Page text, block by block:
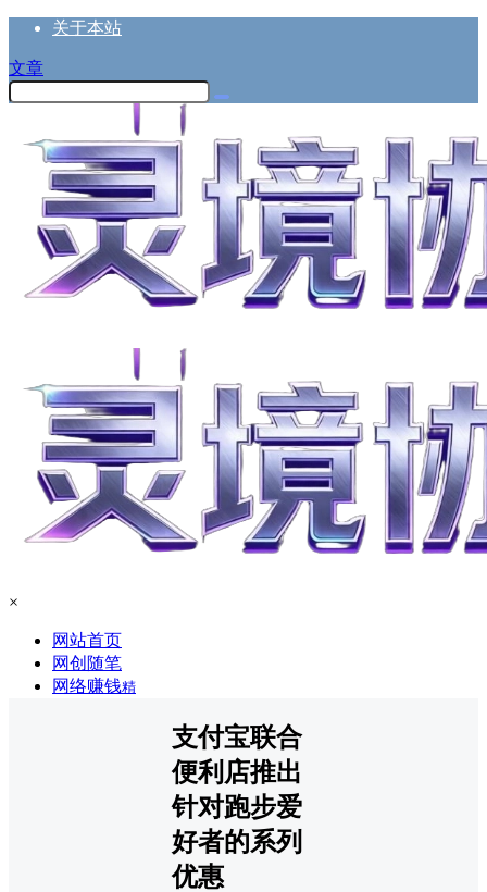
关于本站
文章
×
网站首页
网创随笔
网络赚钱精
支付宝联合
便利店推出
针对跑步爱
好者的系列
优惠